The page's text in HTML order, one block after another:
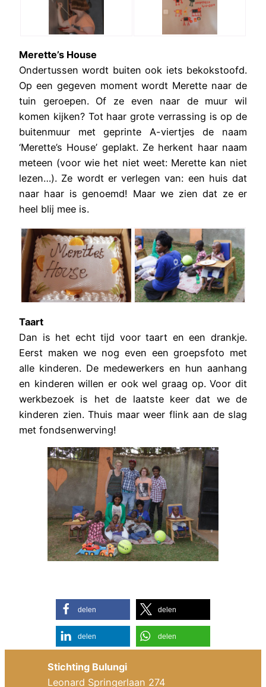
Merette’s House
Ondertussen wordt buiten ook iets bekokstoofd.
Op een gegeven moment wordt Merette naar de
tuin geroepen. Of ze even naar de muur wil
komen kijken? Tot haar grote verrassing is op de
buitenmuur met geprinte A-viertjes de naam
‘Merette’s House’ geplakt. Ze herkent haar naam
meteen (voor wie het niet weet: Merette kan niet
lezen…). Ze wordt er verlegen van: een huis dat
naar haar is genoemd! Maar we zien dat ze er
heel blij mee is.
Taart
Dan is het echt tijd voor taart en een drankje.
Eerst maken we nog even een groepsfoto met
alle kinderen. De medewerkers en hun aanhang
en kinderen willen er ook wel graag op. Voor dit
werkbezoek is het de laatste keer dat we de
kinderen zien. Thuis maar weer flink aan de slag
met fondsenwerving!
delen delen
delen delen
Stichting Bulungi
Leonard Springerlaan 274